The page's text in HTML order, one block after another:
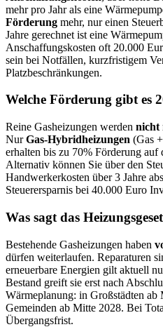
mehr pro Jahr als eine
Förderung mehr, nur einen
Jahre gerechnet ist eine
Anschaffungskosten oft 20.000
sein bei Notfällen, kurzfristigem
Platzbeschränkungen.
Welche Förderung gibt es
Reine Gasheizungen werden nicht
NurGas-Hybridheizungen (Gas
erhalten bis zu 70% Förderung auf
Alternativ können Sie über den
Handwerkerkosten über 3 Jahre
Steuerersparnis bei 40.000 Euro
Was sagt das
Bestehende Gasheizungen haben
dürfen weiterlaufen. Reparaturen
erneuerbare Energien gilt aktuell
Bestand greift sie erst nach
Wärmeplanung: in Großstädten
Gemeinden ab Mitte 2028. Bei
Übergangsfrist.